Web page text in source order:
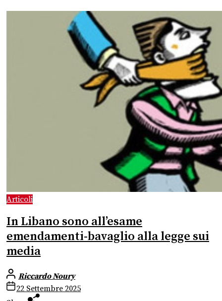
Articoli
In Libano sono all’esame
emendamenti-bavaglio alla legge sui
media
Riccardo Noury
22 Settembre 2025